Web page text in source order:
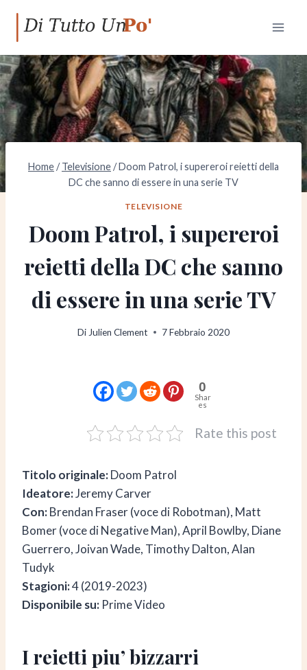
contenuto
Home/ Televisione/Doom Patrol, i supereroi reietti della
DC che sanno di essere in una serie TV
TELEVISIONE
Doom Patrol, i supereroi
reietti della DC che sanno
di essere in una serie TV
Di Julien Clement 7 Febbraio 2020
0
Shar
es
Rate this post
Titolo originale:Doom Patrol
Ideatore:Jeremy Carver
Con:Brendan Fraser (voce di Robotman), Matt
Bomer (voce di Negative Man), April Bowlby, Diane
Guerrero, Joivan Wade, Timothy Dalton, Alan
Tudyk
Stagioni:4 (2019-2023)
Disponibile su: Prime Video
I reietti piu’ bizzarri